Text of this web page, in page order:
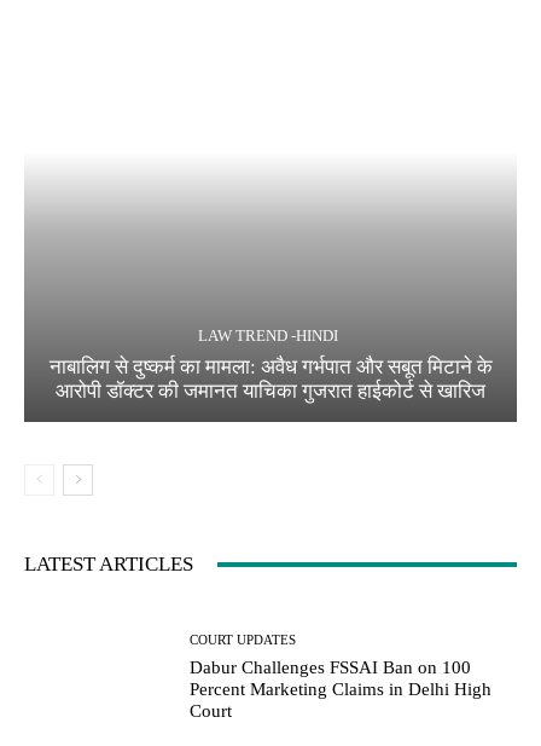
LAW TREND -HINDI
नाबालिग से दुष्कर्म का मामला: अवैध गर्भपात और सबूत मिटाने के
आरोपी डॉक्टर की जमानत याचिका गुजरात हाईकोर्ट से खारिज
LATEST ARTICLES
COURT UPDATES
Dabur Challenges FSSAI Ban on 100
Percent Marketing Claims in Delhi High
Court